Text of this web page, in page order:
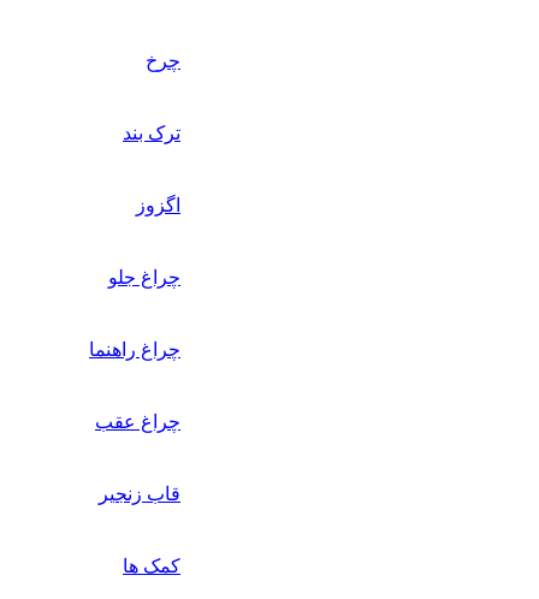
چرخ
ترک بند
اگزوز
چراغ جلو
چراغ راهنما
چراغ عقب
قاب زنجیر
کمک ها